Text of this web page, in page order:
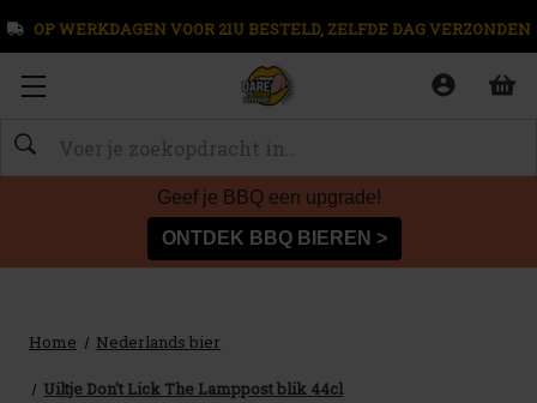
OP WERKDAGEN VOOR 21U BESTELD, ZELFDE DAG VERZONDEN
Zoeken
Geef je BBQ een upgrade!
ONTDEK BBQ BIEREN >
Home Nederlands bier
Uiltje Don't Lick The Lamppost blik 44cl